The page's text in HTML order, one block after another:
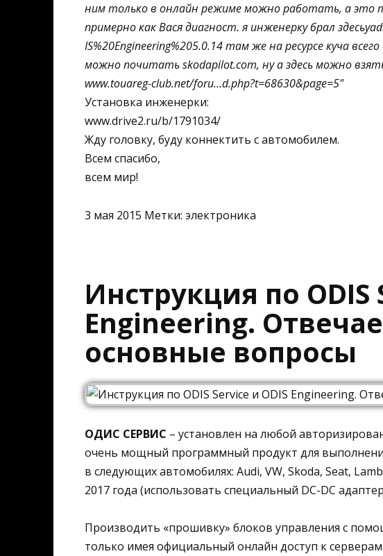
ним только в онлайн режиме можно работать, а это
примерно как Вася диагност. я инженерку брал
IS%20Engineering%205.0.14 там же на ресурсе куча
можно почитать skodapilot.com, ну а здесь можно
www.touareg-club.net/foru…d.php?t=68630&page=5"
Установка инженерки:
www.drive2.ru/b/1791034/
Жду головку, буду коннектить с автомобилем.
Всем спасибо,
всем мир!
3 мая 2015 Метки: электроника
Инструкция по ODIS
Engineering.
основные вопросы
ОДИС СЕРВИС – установлен на любой
очень мощный программный продукт для
в следующих автомобилях: Audi, VW, Skoda, Seat,
2017 года (использовать специальный DC-DC
Производить «прошивку» блоков управления с
только имея официальный онлайн доступ к серверам